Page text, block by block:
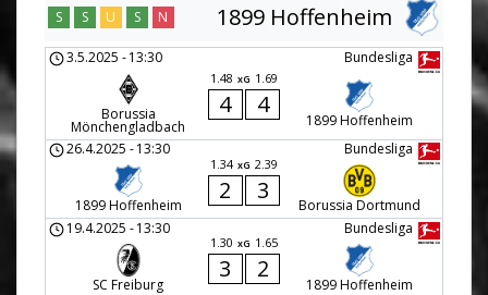
1899 Hoffenheim
S S U S N
Bundesliga
3.5.2025 -13:30
Borussia
Mönchengladbach
1.48 xG 1.69
4 4
1899 Hoffenheim
Bundesliga
26.4.2025 -13:30
1899 Hoffenheim
1.34 xG 2.39
2 3
Borussia Dortmund
Bundesliga
19.4.2025 -13:30
SC Freiburg
1.30 xG 1.65
3 2
1899 Hoffenheim